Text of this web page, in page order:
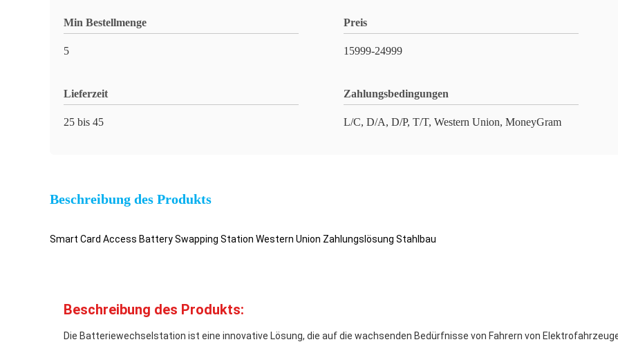
Min Bestellmenge
5
Preis
15999-24999
Lieferzeit
25 bis 45
Zahlungsbedingungen
L/C, D/A, D/P, T/T, Western Union, MoneyGram
Beschreibung des Produkts
Smart Card Access Battery Swapping Station Western Union Zahlungslösung Stahlbau
Beschreibung des Produkts:
Die Batteriewechselstation ist eine innovative Lösung, die auf die wachsenden Bedürfnisse von Fahrern von